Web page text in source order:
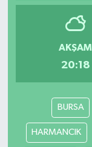
AKŞAM
20:18
BURSA
HARMANCIK
Genel